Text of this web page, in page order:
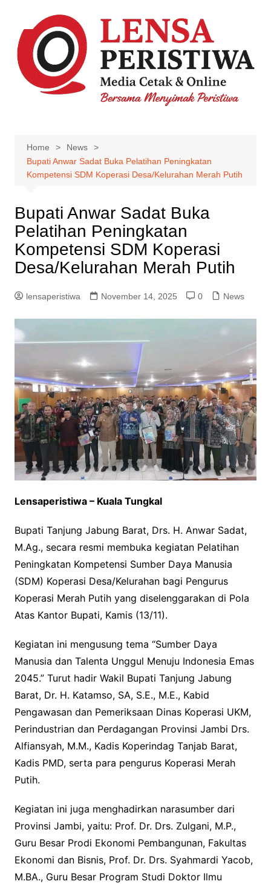
content
Home
News
Bupati Anwar Sadat Buka Pelatihan Peningkatan
Kompetensi SDM Koperasi Desa/Kelurahan Merah Putih
Bupati Anwar Sadat Buka
Pelatihan Peningkatan
Kompetensi SDM Koperasi
Desa/Kelurahan Merah Putih
lensaperistiwa November 14, 2025 0 News
Lensaperistiwa – Kuala Tungkal
Bupati Tanjung Jabung Barat, Drs. H. Anwar Sadat,
M.Ag., secara resmi membuka kegiatan Pelatihan
Peningkatan Kompetensi Sumber Daya Manusia
(SDM) Koperasi Desa/Kelurahan bagi Pengurus
Koperasi Merah Putih yang diselenggarakan di Pola
Atas Kantor Bupati, Kamis (13/11).
Kegiatan ini mengusung tema “Sumber Daya
Manusia dan Talenta Unggul Menuju Indonesia Emas
2045.” Turut hadir Wakil Bupati Tanjung Jabung
Barat, Dr. H. Katamso, SA, S.E., M.E., Kabid
Pengawasan dan Pemeriksaan Dinas Koperasi UKM,
Perindustrian dan Perdagangan Provinsi Jambi Drs.
Alfiansyah, M.M., Kadis Koperindag Tanjab Barat,
Kadis PMD, serta para pengurus Koperasi Merah
Putih.
Kegiatan ini juga menghadirkan narasumber dari
Provinsi Jambi, yaitu: Prof. Dr. Drs. Zulgani, M.P.,
Guru Besar Prodi Ekonomi Pembangunan, Fakultas
Ekonomi dan Bisnis, Prof. Dr. Drs. Syahmardi Yacob,
M.BA., Guru Besar Program Studi Doktor Ilmu